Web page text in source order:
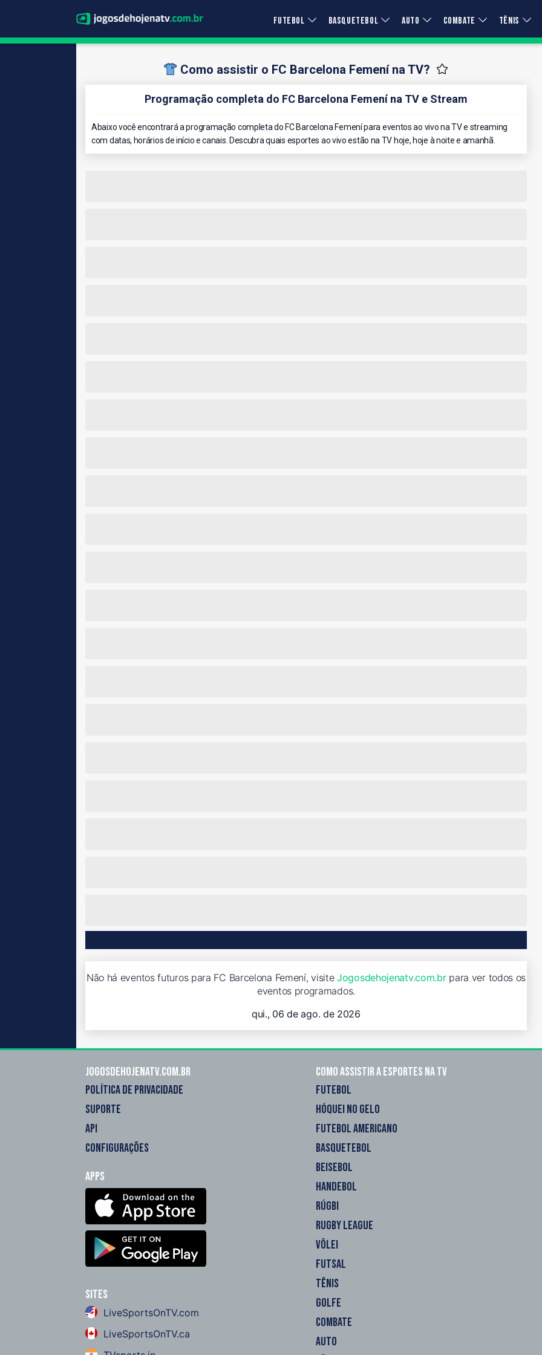
FUTEBOL BASQUETEBOL AUTO COMBATE TÊNIS
Como assistir o FC Barcelona Femení na TV?
Programação completa do FC Barcelona Femení na TV e Stream
Abaixo você encontrará a programação completa do FC Barcelona Femení para eventos ao vivo na TV e streaming
com datas, horários de início e canais. Descubra quais esportes ao vivo estão na TV hoje, hoje à noite e amanhã.
Não há eventos futuros para FC Barcelona Femení, visiteJogosdehojenatv.com.brpara ver todos os
eventos programados.
qui., 06 de ago. de 2026
Jogosdehojenatv.com.br
POLÍTICA DE PRIVACIDADE
SUPORTE
API
CONFIGURAÇÕES
Apps
Sites
LiveSportsOnTV.com
LiveSportsOnTV.ca
Como assistir a esportes na TV
FUTEBOL
HÓQUEI NO GELO
FUTEBOL AMERICANO
BASQUETEBOL
BEISEBOL
HANDEBOL
RÚGBI
RUGBY LEAGUE
VÔLEI
FUTSAL
TÊNIS
GOLFE
COMBATE
AUTO